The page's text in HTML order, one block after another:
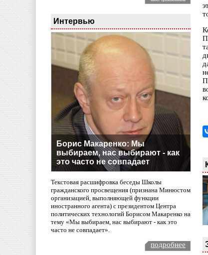
Интервью
Борис Макаренко: Мы
выбираем, нас выбирают - как
это часто не совпадает
Текстовая расшифровка беседы Школы
гражданского просвещения (признана Минюстом
организацией, выполняющей функции
иностранного агента) с президентом Центра
политических технологий Борисом Макаренко на
тему «Мы выбираем, нас выбирают - как это
часто не совпадает».
подробнее